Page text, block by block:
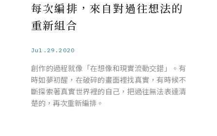
每次編排，來自對過往想法的
重新組合
Jul.29.2020
創作的過程就像「在想像和現實流動交錯」。有
時如夢初醒，在破碎的畫面裡找真實，有時候不
斷探索著真實世界裡的自己，把過往無法表達清
楚的，再次重新編排。